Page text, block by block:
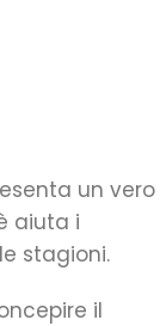
un vero
aiuta i
stagioni.
il